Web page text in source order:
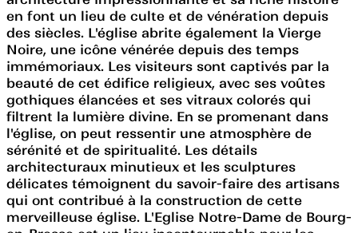
en font un lieu de culte et de vénération depuis
des siècles. L'église abrite également la Vierge
Noire, une icône vénérée depuis des temps
immémoriaux. Les visiteurs sont captivés par la
beauté de cet édifice religieux, avec ses voûtes
gothiques élancées et ses vitraux colorés qui
filtrent la lumière divine. En se promenant dans
l'église, on peut ressentir une atmosphère de
sérénité et de spiritualité. Les détails
architecturaux minutieux et les sculptures
délicates témoignent du savoir-faire des artisans
qui ont contribué à la construction de cette
merveilleuse église. L'Eglise Notre-Dame de Bourg-